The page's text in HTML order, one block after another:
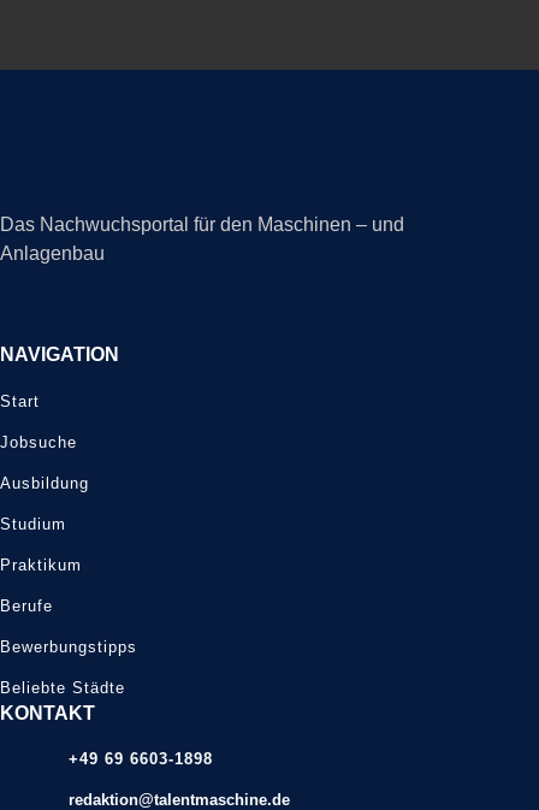
Das Nachwuchsportal für den Maschinen – und
Anlagenbau
NAVIGATION
Start
Jobsuche
Ausbildung
Studium
Praktikum
Berufe
Bewerbungstipps
Beliebte Städte
KONTAKT
+49 69 6603-1898
redaktion@talentmaschine.de